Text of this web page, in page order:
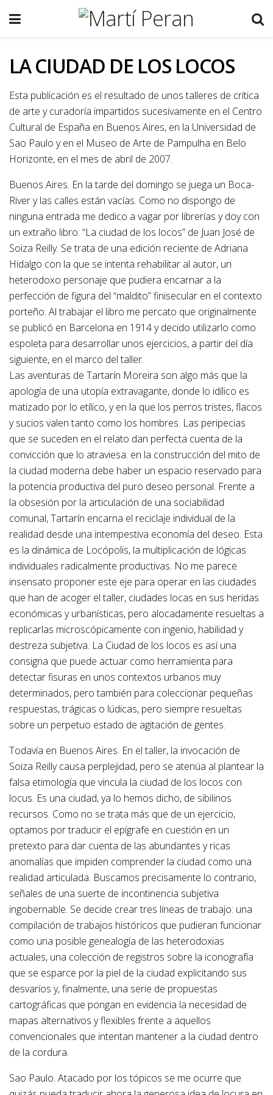
LA CIUDAD DE LOS LOCOS
Esta publicación es el resultado de unos talleres de crítica
de arte y curadoría impartidos sucesivamente en el Centro
Cultural de España en Buenos Aires, en la Universidad de
Sao Paulo y en el Museo de Arte de Pampulha en Belo
Horizonte, en el mes de abril de 2007.
Buenos Aires. En la tarde del domingo se juega un Boca-
River y las calles están vacías. Como no dispongo de
ninguna entrada me dedico a vagar por librerías y doy con
un extraño libro: “La ciudad de los locos” de Juan José de
Soiza Reilly. Se trata de una edición reciente de Adriana
Hidalgo con la que se intenta rehabilitar al autor, un
heterodoxo personaje que pudiera encarnar a la
perfección de figura del “maldito” finisecular en el contexto
porteño. Al trabajar el libro me percato que originalmente
se publicó en Barcelona en 1914 y decido utilizarlo como
espoleta para desarrollar unos ejercicios, a partir del día
siguiente, en el marco del taller.
Las aventuras de Tartarín Moreira son algo más que la
apología de una utopía extravagante, donde lo idílico es
matizado por lo etílico, y en la que los perros tristes, flacos
y sucios valen tanto como los hombres. Las peripecias
que se suceden en el relato dan perfecta cuenta de la
convicción que lo atraviesa: en la construcción del mito de
la ciudad moderna debe haber un espacio reservado para
la potencia productiva del puro deseo personal. Frente a
la obsesión por la articulación de una sociabilidad
comunal, Tartarín encarna el reciclaje individual de la
realidad desde una intempestiva economía del deseo. Esta
es la dinámica de Locópolis, la multiplicación de lógicas
individuales radicalmente productivas. No me parece
insensato proponer este eje para operar en las ciudades
que han de acoger el taller, ciudades locas en sus heridas
económicas y urbanísticas, pero alocadamente resueltas a
replicarlas microscópicamente con ingenio, habilidad y
destreza subjetiva. La Ciudad de los locos es así una
consigna que puede actuar como herramienta para
detectar fisuras en unos contextos urbanos muy
determinados, pero también para coleccionar pequeñas
respuestas, trágicas o lúdicas, pero siempre resueltas
sobre un perpetuo estado de agitación de gentes.
Todavía en Buenos Aires. En el taller, la invocación de
Soiza Reilly causa perplejidad, pero se atenúa al plantear la
falsa etimología que vincula la ciudad de los locos con
locus. Es una ciudad, ya lo hemos dicho, de sibilinos
recursos. Como no se trata más que de un ejercicio,
optamos por traducir el epígrafe en cuestión en un
pretexto para dar cuenta de las abundantes y ricas
anomalías que impiden comprender la ciudad como una
realidad articulada. Buscamos precisamente lo contrario,
señales de una suerte de incontinencia subjetiva
ingobernable. Se decide crear tres líneas de trabajo: una
compilación de trabajos históricos que pudieran funcionar
como una posible genealogía de las heterodoxias
actuales, una colección de registros sobre la iconografía
que se esparce por la piel de la ciudad explicitando sus
desvaríos y, finalmente, una serie de propuestas
cartográficas que pongan en evidencia la necesidad de
mapas alternativos y flexibles frente a aquellos
convencionales que intentan mantener a la ciudad dentro
de la cordura.
Sao Paulo. Atacado por los tópicos se me ocurre que